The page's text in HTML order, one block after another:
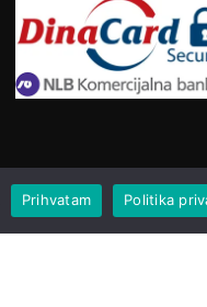
Prihvatam Politika